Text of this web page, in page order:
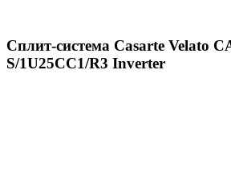
Сплит-система Casarte Velato
S/1U25CC1/R3 Inverter